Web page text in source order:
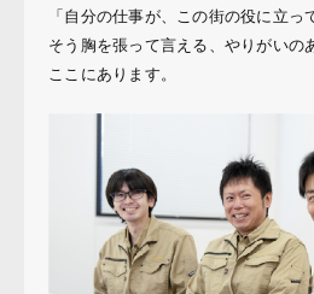
「自分の仕事が、この街の役に立っ
そう胸を張って言える、やりがいの
ここにあります。